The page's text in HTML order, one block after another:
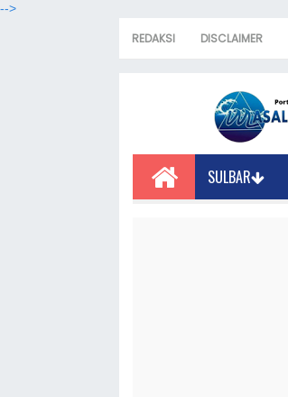
-->
REDAKSI DISCLAIMER
SULBAR